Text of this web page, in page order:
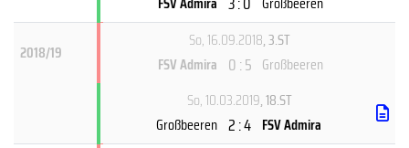
2018/19
So, 16.09.2018, 3.ST
FSV Admira 0 : 5 Großbeeren
So, 10.03.2019, 18.ST
Großbeeren 2 : 4 FSV Admira